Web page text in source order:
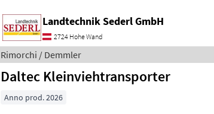
Landtechnik Sederl GmbH
2724 Hohe Wand
Rimorchi / Demmler
Daltec Kleinviehtransporter
Anno prod. 2026